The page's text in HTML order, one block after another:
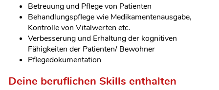
Betreuung und Pflege von Patienten
Behandlungspflege wie Medikamentenausgabe,
Kontrolle von Vitalwerten etc.
Verbesserung und Erhaltung der kognitiven
Fähigkeiten der Patienten/ Bewohner
Pflegedokumentation
Deine beruflichen Skills enthalten